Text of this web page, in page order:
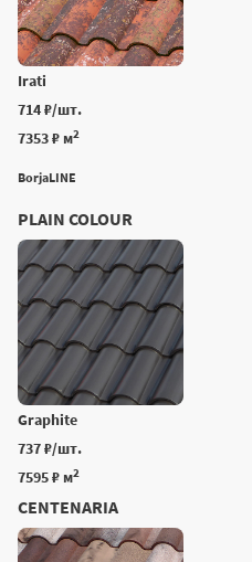
Irati
714 ₽/шт.
7353 ₽ м2
BorjaLINE
PLAIN COLOUR
Graphite
737 ₽/шт.
7595 ₽ м2
CENTENARIA